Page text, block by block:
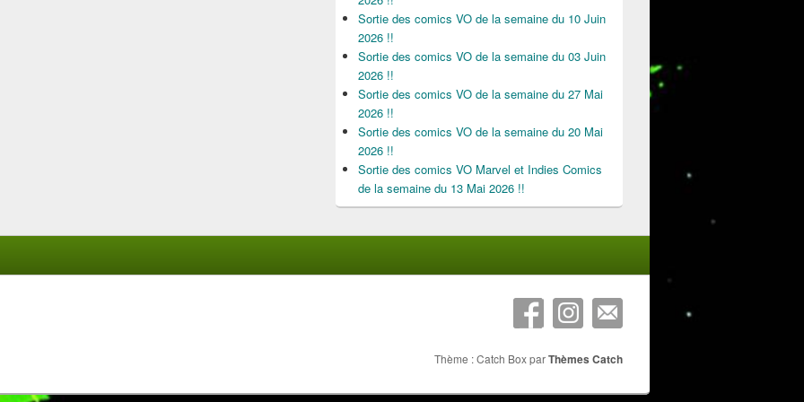
Sortie des comics VO de la semaine du 10 Juin
2026 !!
Sortie des comics VO de la semaine du 03 Juin
2026 !!
Sortie des comics VO de la semaine du 27 Mai
2026 !!
Sortie des comics VO de la semaine du 20 Mai
2026 !!
Sortie des comics VO Marvel et Indies Comics
de la semaine du 13 Mai 2026 !!
Thème : Catch Box parThèmes Catch